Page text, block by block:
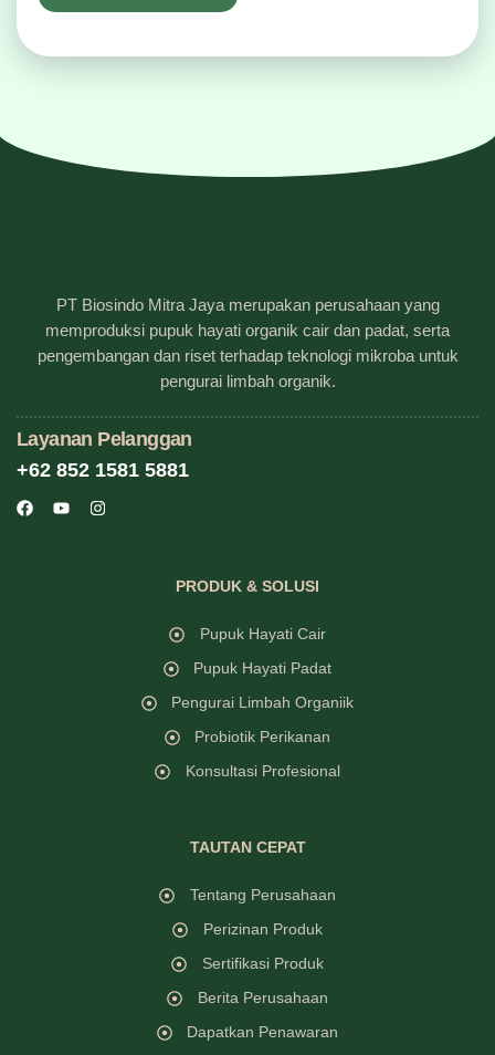
PT Biosindo Mitra Jaya merupakan perusahaan yang
memproduksi pupuk hayati organik cair dan padat, serta
pengembangan dan riset terhadap teknologi mikroba untuk
pengurai limbah organik.
Layanan Pelanggan
+62 852 1581 5881
PRODUK & SOLUSI
Pupuk Hayati Cair
Pupuk Hayati Padat
Pengurai Limbah Organiik
Probiotik Perikanan
Konsultasi Profesional
TAUTAN CEPAT
Tentang Perusahaan
Perizinan Produk
Sertifikasi Produk
Berita Perusahaan
Dapatkan Penawaran